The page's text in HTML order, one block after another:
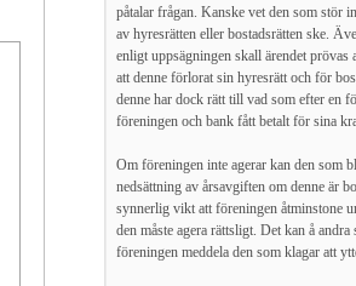
påtalar frågan. Kanske vet den som stör
av hyresrätten eller bostadsrätten ske.
enligt uppsägningen skall ärendet
att denne förlorat sin hyresrätt och för
denne har dock rätt till vad som efter en
föreningen och bank fått betalt för sina
Om föreningen inte agerar kan den som
nedsättning av årsavgiften om denne är
synnerlig vikt att föreningen åtminstone
den måste agera rättsligt. Det kan å
föreningen meddela den som klagar att